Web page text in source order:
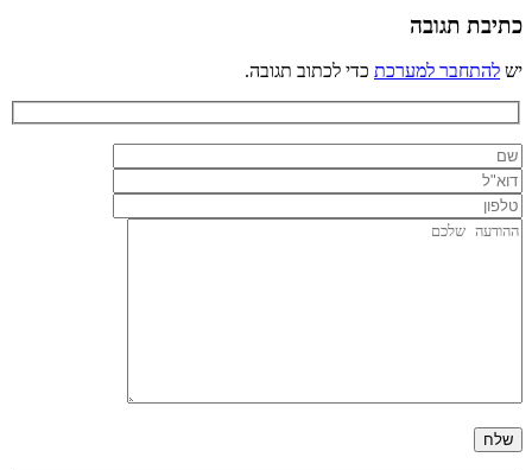
כתיבת תגובה
יש להתחבר למערכת כדי לכתוב תגובה.